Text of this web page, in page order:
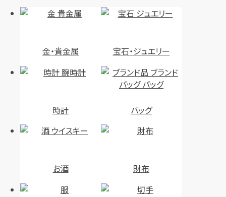
金・貴金属 宝石・ジュエリー
時計 バッグ
お酒 財布